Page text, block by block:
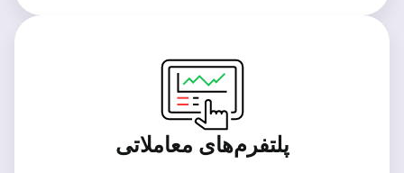
پلتفرم‌های معاملاتی